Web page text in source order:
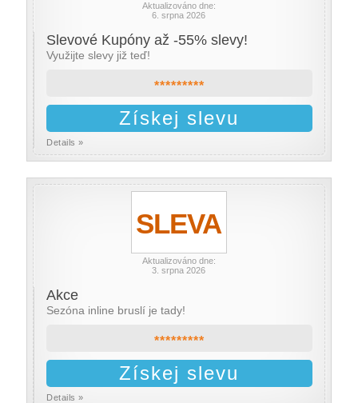
Aktualizováno dne:
6. srpna 2026
Slevové Kupóny až -55% slevy!
Využijte slevy již teď!
*********
Získej slevu
Details »
SLEVA
Aktualizováno dne:
3. srpna 2026
Akce
Sezóna inline bruslí je tady!
*********
Získej slevu
Details »